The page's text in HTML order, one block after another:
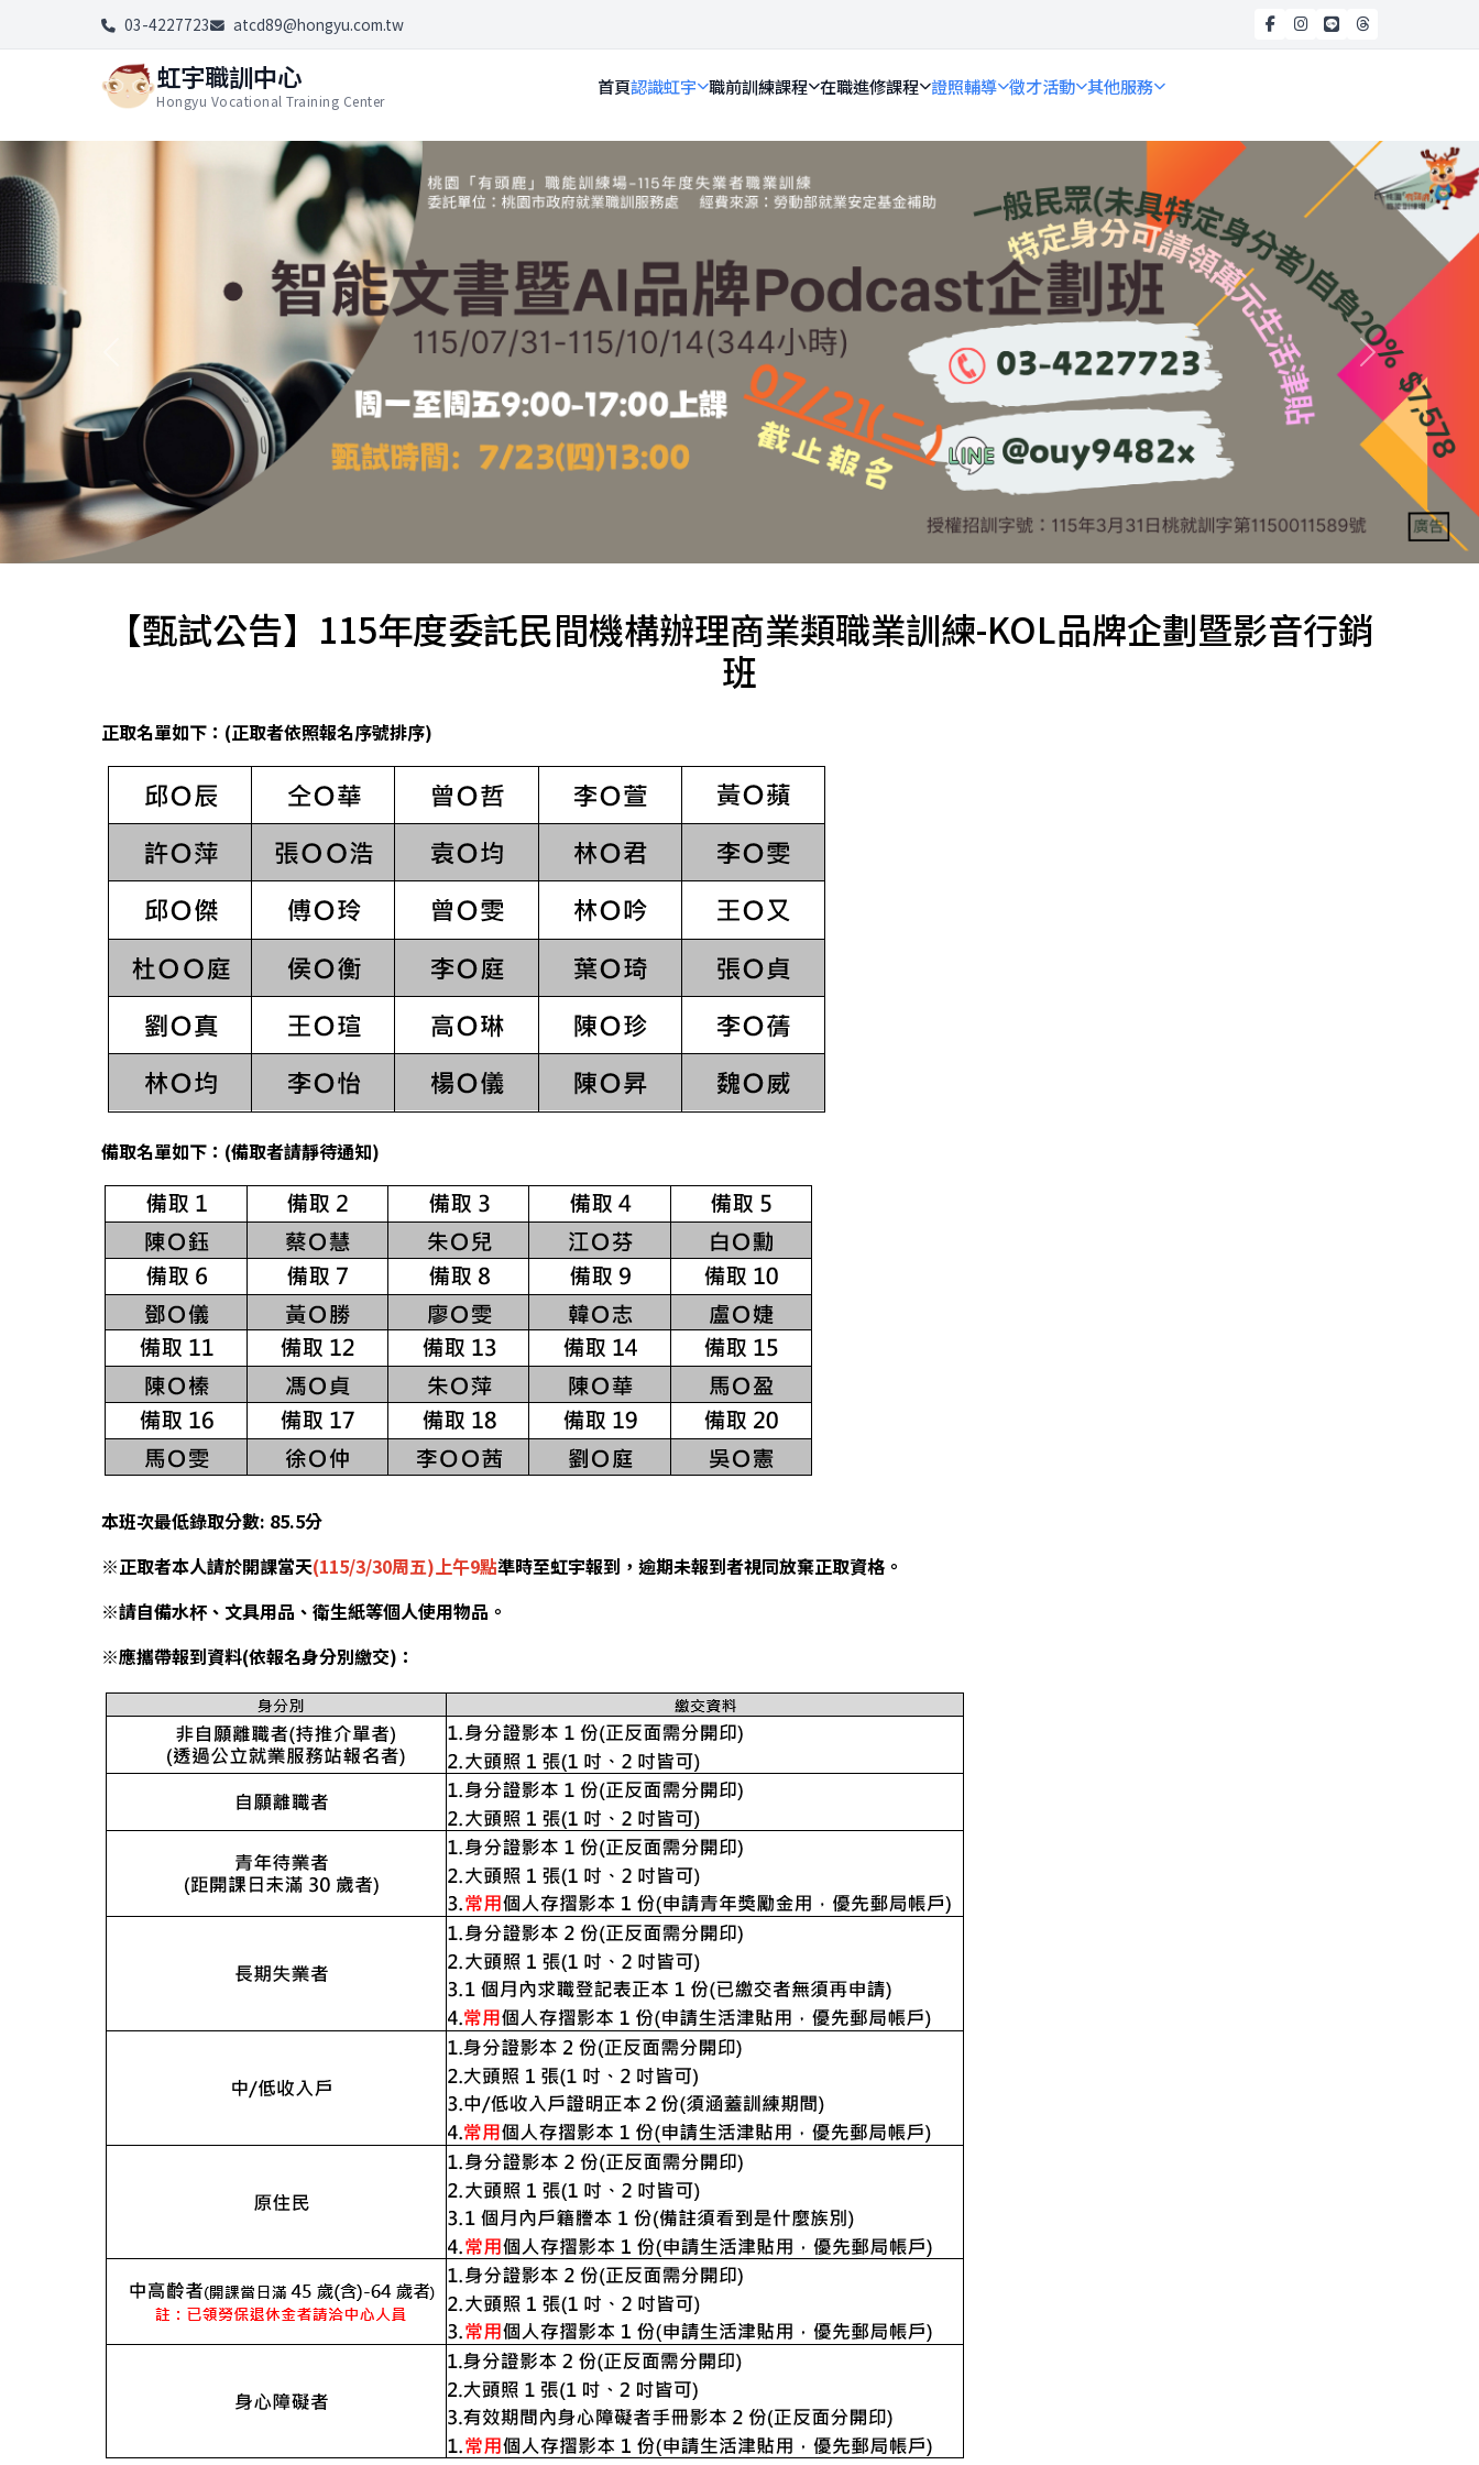
03-4227723 atcd89@hongyu.com.tw
虹宇職訓中心
Hongyu Vocational Training Center
首頁認識虹宇 職前訓練課程 在職進修課程 證照輔導 徵才活動 其他服務
【甄試公告】115年度委託民間機構辦理商業類職業訓練-KOL品牌企劃暨影音行銷
班
正取名單如下：(正取者依照報名序號排序)
備取名單如下：(備取者請靜待通知)
本班次最低錄取分數: 85.5分
※正取者本人請於開課當天(115/3/30周五)上午9點準時至虹宇報到，逾期未報到者視同放棄正取資格。
※請自備水杯、文具用品、衛生紙等個人使用物品。
※應攜帶報到資料(依報名身分別繳交)：